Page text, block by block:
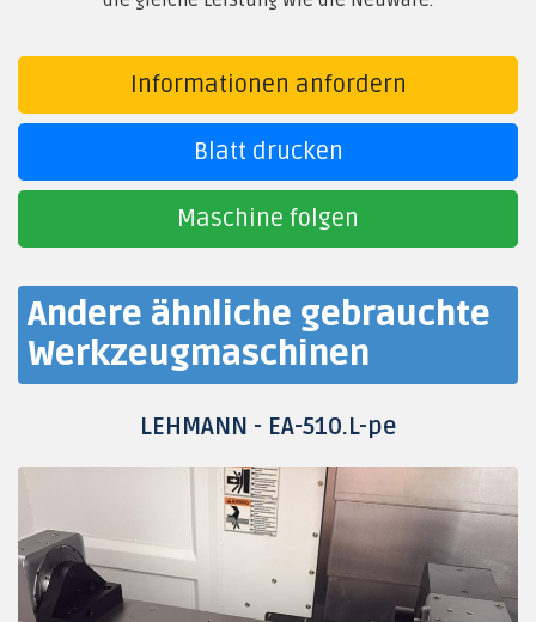
Informationen anfordern
Blatt drucken
Maschine folgen
Andere ähnliche gebrauchte
Werkzeugmaschinen
LEHMANN - EA-510.L-pe